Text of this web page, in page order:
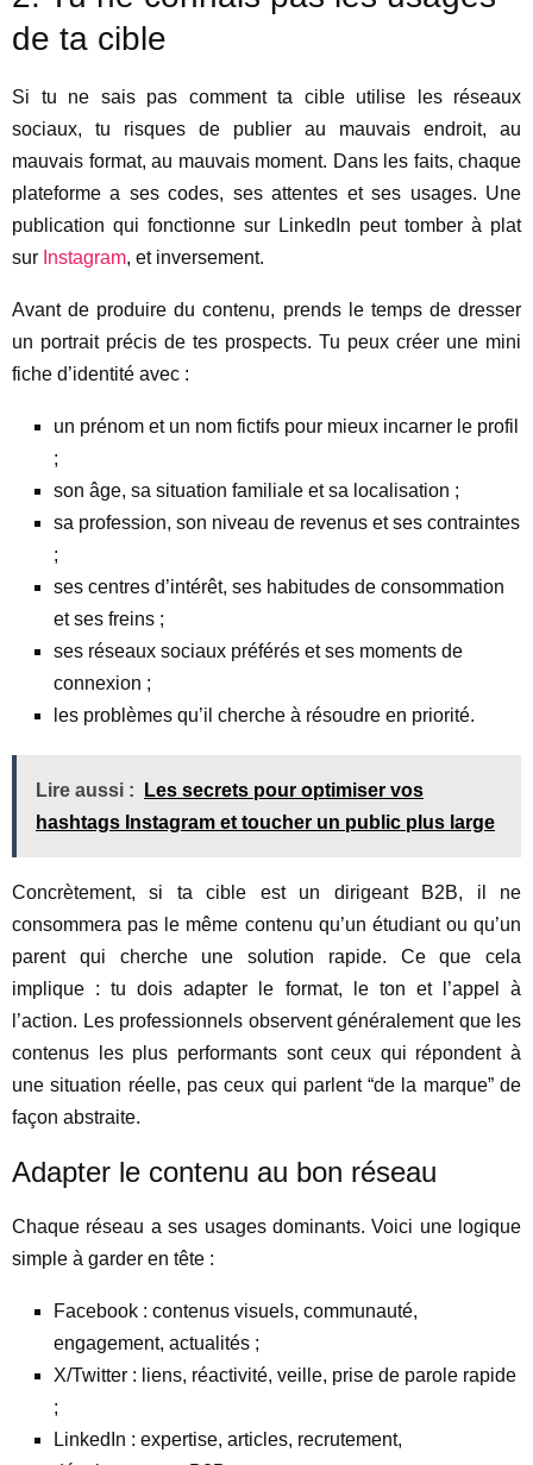
de ta cible
Si tu ne sais pas comment ta cible utilise les réseaux
sociaux, tu risques de publier au mauvais endroit, au
mauvais format, au mauvais moment. Dans les faits, chaque
plateforme a ses codes, ses attentes et ses usages. Une
publication qui fonctionne sur LinkedIn peut tomber à plat
sur Instagram, et inversement.
Avant de produire du contenu, prends le temps de dresser
un portrait précis de tes prospects. Tu peux créer une mini
fiche d’identité avec :
un prénom et un nom fictifs pour mieux incarner le profil
;
son âge, sa situation familiale et sa localisation ;
sa profession, son niveau de revenus et ses contraintes
;
ses centres d’intérêt, ses habitudes de consommation
et ses freins ;
ses réseaux sociaux préférés et ses moments de
connexion ;
les problèmes qu’il cherche à résoudre en priorité.
Lire aussi :
Les secrets pour optimiser vos
hashtags Instagram et toucher un public plus large
Concrètement, si ta cible est un dirigeant B2B, il ne
consommera pas le même contenu qu’un étudiant ou qu’un
parent qui cherche une solution rapide. Ce que cela
implique : tu dois adapter le format, le ton et l’appel à
l’action. Les professionnels observent généralement que les
contenus les plus performants sont ceux qui répondent à
une situation réelle, pas ceux qui parlent “de la marque” de
façon abstraite.
Adapter le contenu au bon réseau
Chaque réseau a ses usages dominants. Voici une logique
simple à garder en tête :
Facebook : contenus visuels, communauté,
engagement, actualités ;
X/Twitter : liens, réactivité, veille, prise de parole rapide
;
LinkedIn : expertise, articles, recrutement,